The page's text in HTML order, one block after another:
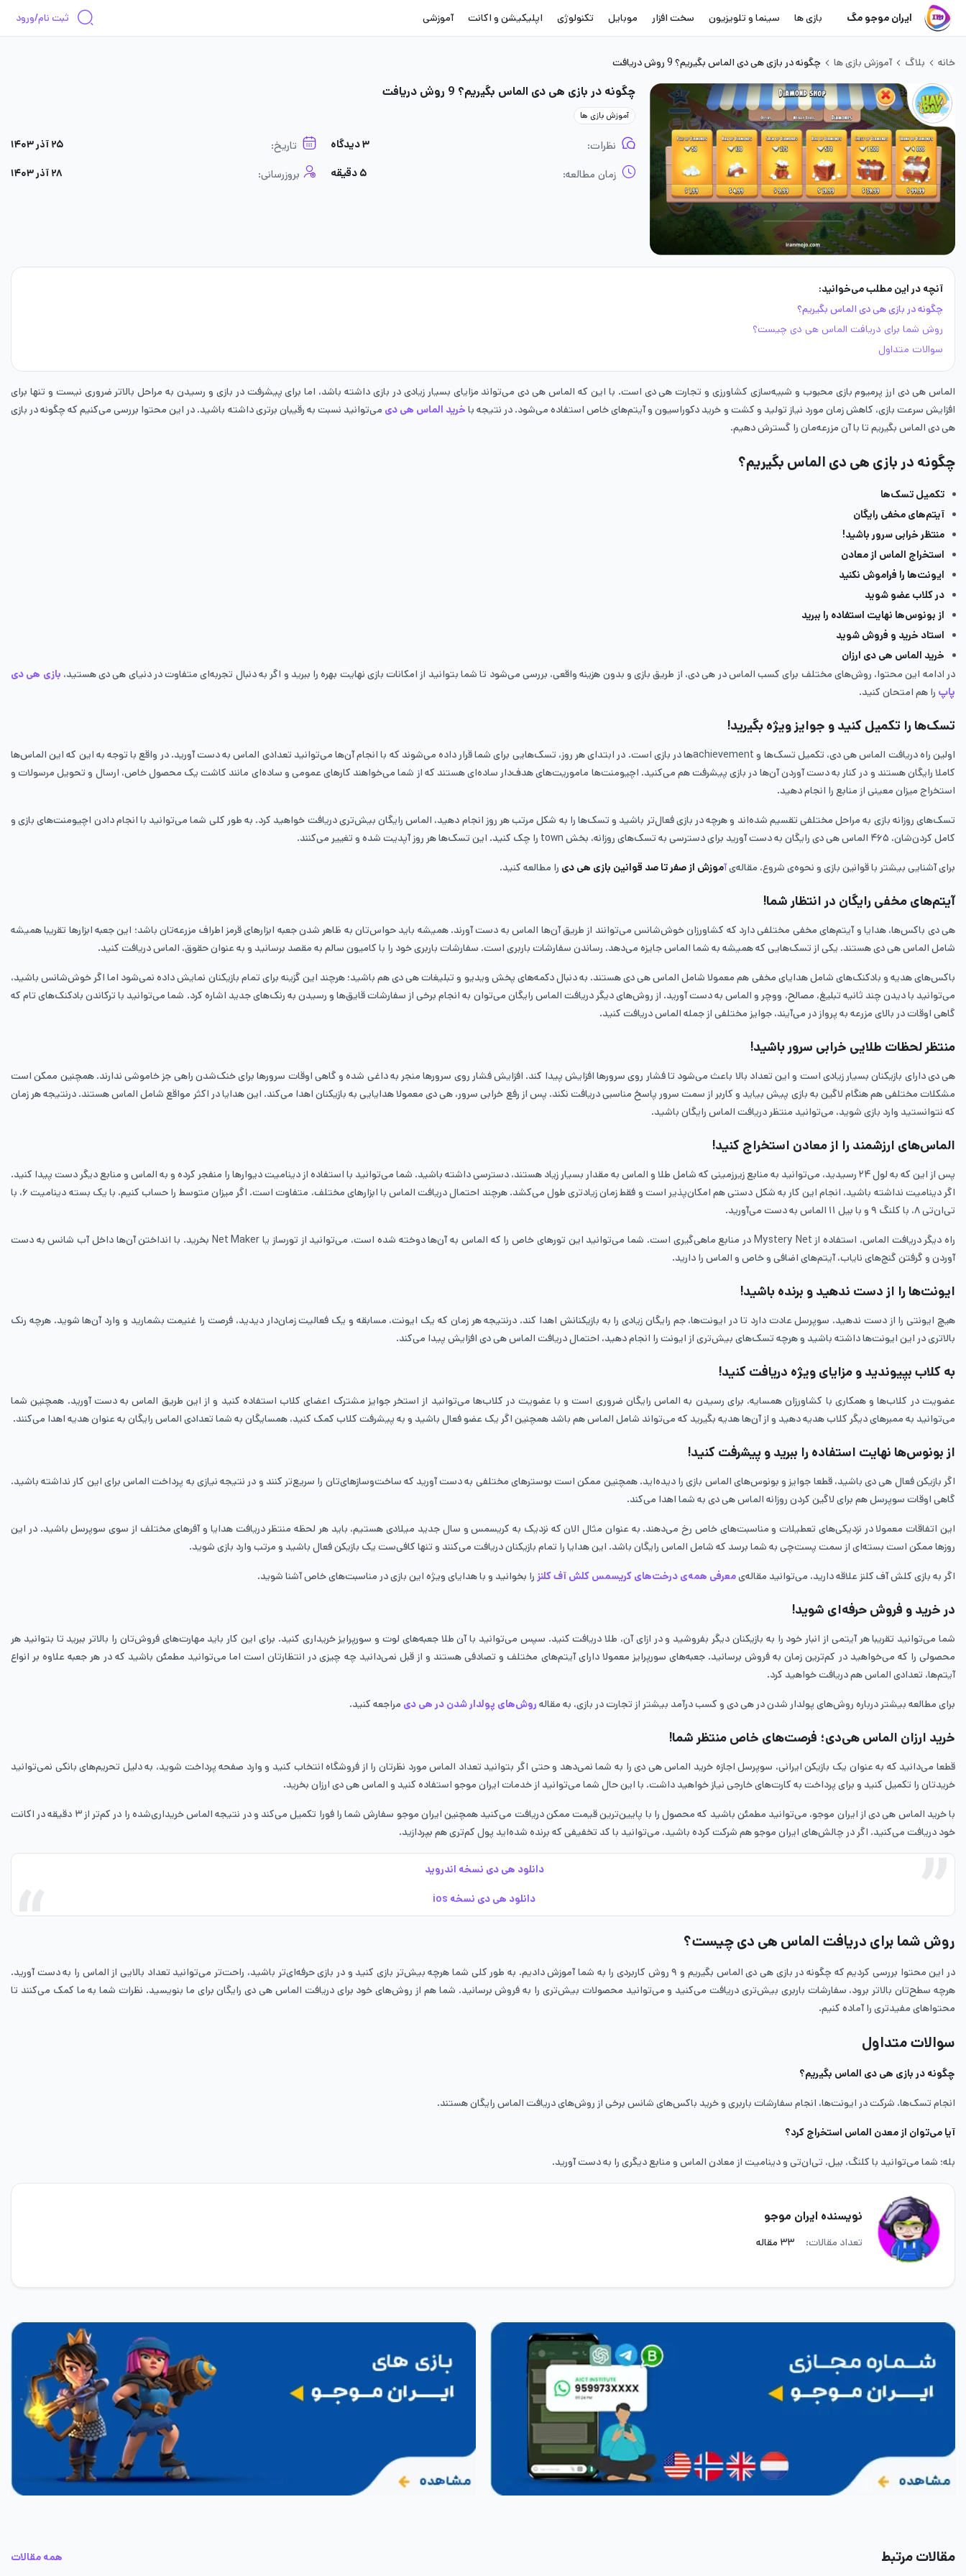
ایران موجو مگ بازی ها سینما و تلویزیون سخت افزار موبایل تکنولوژی اپلیکیشن و اکانت آموزشی ثبت نام/ورود
خانه بلاگ آموزش بازی ها چگونه در بازی هی دی الماس بگیریم؟ 9 روش دریافت
چگونه در بازی هی دی الماس بگیریم؟ 9 روش دریافت
آموزش بازی ها
نظرات: ۳ دیدگاه تاریخ: ۲۵ آذر ۱۴۰۳
زمان مطالعه: ۵ دقیقه بروزرسانی: ۲۸ آذر ۱۴۰۳
آنچه در این مطلب می‌خوانید:
چگونه در بازی هی دی الماس بگیریم؟
روش شما برای دریافت الماس هی دی چیست؟
سوالات متداول
الماس هی دی ارز پرمیوم بازی محبوب و شبیه‌سازی کشاورزی و تجارت هی دی است. با این که الماس هی دی می‌تواند مزایای بسیار زیادی در بازی داشته باشد، اما برای پیشرفت در بازی و رسیدن به مراحل بالاتر ضروری نیست و تنها برای
افزایش سرعت بازی، کاهش زمان مورد نیاز تولید و کشت و خرید دکوراسیون و آیتم‌های خاص استفاده می‌شود. در نتیجه با خرید الماس هی دی می‌توانید نسبت به رقیبان برتری داشته باشید. در این محتوا بررسی می‌کنیم که چگونه در بازی
هی دی الماس بگیریم تا با آن مزرعه‌مان را گسترش دهیم.
چگونه در بازی هی دی الماس بگیریم؟
تکمیل تسک‌ها
آیتم‌های مخفی رایگان
منتظر خرابی سرور باشید!
استخراج الماس از معادن
ایونت‌ها را فراموش نکنید
در کلاب عضو شوید
از بونوس‌ها نهایت استفاده را ببرید
استاد خرید و فروش شوید
خرید الماس هی دی ارزان
در ادامه این محتوا، روش‌های مختلف برای کسب الماس در هی دی، از طریق بازی و بدون هزینه واقعی، بررسی می‌شود تا شما بتوانید از امکانات بازی نهایت بهره را ببرید و اگر به دنبال تجربه‌ای متفاوت در دنیای هی دی هستید، بازی هی دی
پاپ را هم امتحان کنید.
تسک‌ها را تکمیل کنید و جوایز ویژه بگیرید!
اولین راه دریافت الماس هی دی، تکمیل تسک‌ها و achievementها در بازی است. در ابتدای هر روز، تسک‌هایی برای شما قرار داده می‌شوند که با انجام آن‌ها می‌توانید تعدادی الماس به دست آورید. در واقع با توجه به این که این الماس‌ها
کاملا رایگان هستند و در کنار به دست آوردن آن‌ها در بازی پیشرفت هم می‌کنید. اچیومنت‌ها ماموریت‌های هدف‌دار ساده‌ای هستند که از شما می‌خواهند کارهای عمومی و ساده‌ای مانند کاشت یک محصول خاص،‌ ارسال و تحویل مرسولات و
استخراج میزان معینی از منابع را انجام دهید.
تسک‌های روزانه بازی به مراحل مختلفی تقسیم شده‌اند و هرچه در بازی فعال‌تر باشید و تسک‌ها را به شکل مرتب هر روز انجام دهید، الماس رایگان بیش‌تری دریافت خواهید کرد. به طور کلی شما می‌توانید با انجام دادن اچیومنت‌های بازی و
کامل کردن‌شان، ۴۶۵ الماس هی دی رایگان به دست آورید برای دسترسی به تسک‌های روزانه، بخش town را چک کنید. این تسک‌ها هر روز آپدیت شده و تغییر می‌کنند.
برای آشنایی بیشتر با قوانین بازی و نحوه‌ی شروع، مقاله‌یآموزش از صفر تا صد قوانین بازی هی دی را مطالعه کنید.
آیتم‌های مخفی رایگان در انتظار شما!
هی دی باکس‌ها، هدایا و آیتم‌های مخفی مختلفی دارد که کشاورزان خو‌ش‌شانس می‌توانند از طریق آن‌ها الماس به دست آورند. همیشه باید حواس‌تان به ظاهر شدن جعبه ابزارهای قرمز اطراف مزرعه‌تان باشد؛ این جعبه ابزارها تقریبا همیشه
شامل الماس هی دی هستند. یکی از تسک‌هایی که همیشه به شما الماس جایزه می‌دهد، رساندن سفارشات باربری است. سفارشات باربری خود را با کامیون سالم به مقصد برسانید و به عنوان حقوق، الماس دریافت کنید.
باکس‌های هدیه و بادکنک‌های شامل هدایای مخفی هم معمولا شامل الماس هی دی هستند. به دنبال دکمه‌های پخش ویدیو و تبلیغات هی دی هم باشید؛ هرچند این گزینه برای تمام بازیکنان نمایش داده نمی‌شود اما اگر خوش‌شانس باشید،
می‌توانید با دیدن چند ثانیه تبلیغ، مصالح، ووچر و الماس به دست آورید. از روش‌های دیگر دریافت الماس رایگان می‌توان به انجام برخی از سفارشات قایق‌ها و رسیدن به رنک‌های جدید اشاره کرد. شما می‌توانید با ترکاندن بادکنک‌های تام که
گاهی اوقات در بالای مزرعه به پرواز در می‌آیند، جوایز مختلفی از جمله الماس دریافت کنید.
منتظر لحظات طلایی خرابی سرور باشید!
هی دی دارای بازیکنان بسیار زیادی است و این تعداد بالا باعث می‌شود تا فشار روی سرورها افزایش پیدا کند. افزایش فشار روی سرورها منجر به داغی شده و گاهی اوقات سرورها برای خنک‌شدن راهی جز خاموشی ندارند. همچنین ممکن است
مشکلات مختلفی هم هنگام لاگین به بازی پیش بیاید و کاربر از سمت سرور پاسخ مناسبی دریافت نکند. پس از رفع خرابی سرور، هی دی معمولا هدایایی به بازیکنان اهدا می‌کند. این هدایا در اکثر مواقع شامل الماس هستند. درنتیجه هر زمان
که نتوانستید وارد بازی شوید، می‌توانید منتظر دریافت الماس رایگان باشید.
الماس‌های ارزشمند را از معادن استخراج کنید!
پس از این که به لول ۲۴ رسیدید، می‌توانید به منابع زیرزمینی که شامل طلا و الماس به مقدار بسیار زیاد هستند، دسترسی داشته باشید. شما می‌توانید با استفاده از دینامیت دیوارها را منفجر کرده و به الماس و منابع دیگر دست پیدا کنید.
اگر دینامیت نداشته باشید، انجام این کار به شکل دستی هم امکان‌پذیر است و فقط زمان زیادتری طول می‌کشد. هرچند احتمال دریافت الماس با ابزارهای مختلف، متفاوت است. اگر میزان متوسط را حساب کنیم، با یک بسته دینامیت ۶، با
تی‌ان‌تی ۸، با کلنگ ۹ و با بیل ۱۱ الماس به دست می‌آورید.
راه دیگر دریافت الماس، استفاده از Mystery Net در منابع ماهی‌گیری است. شما می‌توانید این تورهای خاص را که الماس به آن‌ها دوخته شده است، می‌توانید از تورساز یا Net Maker بخرید. با انداختن آن‌ها داخل آب شانس به دست
آوردن و گرفتن گنج‌های نایاب، آیتم‌های اضافی و خاص و الماس را دارید.
ایونت‌ها را از دست ندهید و برنده باشید!
هیچ ایونتی را از دست ندهید. سوپرسل عادت دارد تا در ایونت‌ها، جم رایگان زیادی را به بازیکنانش اهدا کند. درنتیجه هر زمان که یک ایونت، مسابقه و یک فعالیت زمان‌دار دیدید، فرصت را غنیمت بشمارید و وارد آن‌ها شوید. هرچه رنک
بالاتری در این ایونت‌ها داشته باشید و هرچه تسک‌های بیش‌تری از ایونت را انجام دهید، احتمال دریافت الماس هی دی افزایش پیدا می‌کند.
به کلاب بپیوندید و مزایای ویژه دریافت کنید!
عضویت در کلاب‌ها و همکاری با کشاورزان همسایه، برای رسیدن به الماس رایگان ضروری است و با عضویت در کلاب‌ها می‌توانید از استخر جوایز مشترک اعضای کلاب استفاده کنید و از این طریق الماس به دست آورید. همچنین شما
می‌توانید به ممبرهای دیگر کلاب هدیه دهید و از آن‌ها هدیه بگیرید که می‌تواند شامل الماس هم باشد همچنین اگر یک عضو فعال باشید و به پیشرفت کلاب کمک کنید، همسایگان به شما تعدادی الماس رایگان به عنوان هدیه اهدا می‌کنند.
از بونوس‌ها نهایت استفاده را ببرید و پیشرفت کنید!
اگر بازیکن فعال هی دی باشید، قطعا جوایز و بونوس‌های الماس بازی را دیده‌اید. همچنین ممکن است بوسترهای مختلفی به دست آورید که ساخت‌وسازهای‌تان را سریع‌تر کنند و در نتیجه نیازی به پرداخت الماس برای این کار نداشته باشید.
گاهی اوقات سوپرسل هم برای لاگین کردن روزانه الماس هی دی به شما اهدا می‌کند.
این اتفاقات معمولا در نزدیکی‌های تعطیلات و مناسبت‌های خاص رخ می‌دهند. به عنوان مثال الان که نزدیک به کریسمس و سال جدید میلادی هستیم، باید هر لحظه منتظر دریافت هدایا و‌ آفرهای مختلف از سوی سوپرسل باشید. در این
روزها ممکن است بسته‌ای از سمت پست‌چی به شما برسد که شامل الماس رایگان باشد. این هدایا را تمام بازیکنان دریافت می‌کنند و تنها کافی‌ست یک بازیکن فعال باشید و مرتب وارد بازی شوید.
اگر به بازی کلش آف کلنز علاقه دارید، می‌توانید مقاله‌یمعرفی همه‌ی درخت‌های کریسمس کلش آف کلنز را بخوانید و با هدایای ویژه این بازی در مناسبت‌های خاص آشنا شوید.
در خرید و فروش حرفه‌ای شوید!
شما می‌توانید تقریبا هر آیتمی از انبار خود را به بازیکنان دیگر بفروشید و در ازای آن، طلا دریافت کنید. سپس می‌توانید با آن طلا جعبه‌های لوت و سورپرایز خریداری کنید. برای این کار باید مهارت‌های فروش‌تان را بالاتر ببرید تا بتوانید هر
محصولی را که می‌خواهید در کم‌ترین زمان به فروش برسانید. جعبه‌های سورپرایز معمولا دارای آیتم‌های مختلف و تصادفی هستند و از قبل نمی‌دانید چه چیزی در انتظارتان است اما می‌توانید مطمئن باشید که در هر جعبه علاوه بر انواع
آیتم‌ها، تعدادی الماس هم دریافت خواهید کرد.
برای مطالعه بیشتر درباره روش‌های پولدار شدن در هی دی و کسب درآمد بیشتر از تجارت در بازی، به مقاله روش‌های پولدار شدن در هی دی مراجعه کنید.
خرید ارزان الماس هی‌دی؛ فرصت‌های خاص منتظر شما!
قطعا می‌دانید که به عنوان یک بازیکن ایرانی، سوپرسل اجازه خرید الماس هی دی را به شما نمی‌دهد و حتی اگر بتوانید تعداد الماس مورد نظرتان را از فروشگاه انتخاب کنید و وارد صفحه پرداخت شوید، به دلیل تحریم‌های بانکی نمی‌توانید
خریدتان را تکمیل کنید و برای پرداخت به کارت‌های خارجی نیاز خواهید داشت. با این حال شما می‌توانید از خدمات ایران موجو استفاده کنید و الماس هی دی ارزان بخرید.
با خرید الماس هی دی از ایران موجو، می‌توانید مطمئن باشید که محصول را با پایین‌ترین قیمت ممکن دریافت می‌کنید همچنین ایران موجو سفارش شما را فورا تکمیل می‌کند و در نتیجه الماس خریداری‌شده را در کم‌تر از ۳ دقیقه در اکانت
خود دریافت می‌کنید. اگر در چالش‌های ایران موجو هم شرکت کرده باشید، می‌توانید با کد تخفیفی که برنده شده‌اید پول کم‌تری هم بپردازید.
دانلود هی دی نسخه اندروید
دانلود هی دی نسخه ios
روش شما برای دریافت الماس هی دی چیست؟
در این محتوا بررسی کردیم که چگونه در بازی هی دی الماس بگیریم و ۹ روش کاربردی را به شما آموزش دادیم. به طور کلی شما هرچه بیش‌تر بازی کنید و در بازی حرفه‌ای‌تر باشید، راحت‌تر می‌توانید تعداد بالایی از الماس را به دست آورید.
هرچه سطح‌تان بالاتر برود، سفارشات باربری بیش‌تری دریافت می‌کنید و می‌توانید محصولات بیش‌تری را به فروش برسانید. شما هم از روش‌های خود برای دریافت الماس هی دی رایگان برای ما بنویسید. نظرات شما به ما کمک می‌کنند تا
محتواهای مفیدتری را آماده کنیم.
سوالات متداول
چگونه در بازی هی دی الماس بگیریم؟
انجام تسک‌ها، شرکت در ایونت‌ها، انجام سفارشات باربری و خرید باکس‌های شانس برخی از روش‌های دریافت الماس رایگان هستند.
آیا می‌توان از معدن الماس استخراج کرد؟
بله؛ شما می‌توانید با کلنگ، بیل، تی‌ان‌تی و دینامیت از معادن الماس و منابع دیگری را به دست آورید.
نویسنده ایران موجو
تعداد مقالات: ۳۳ مقاله
مقالات مرتبط همه مقالات